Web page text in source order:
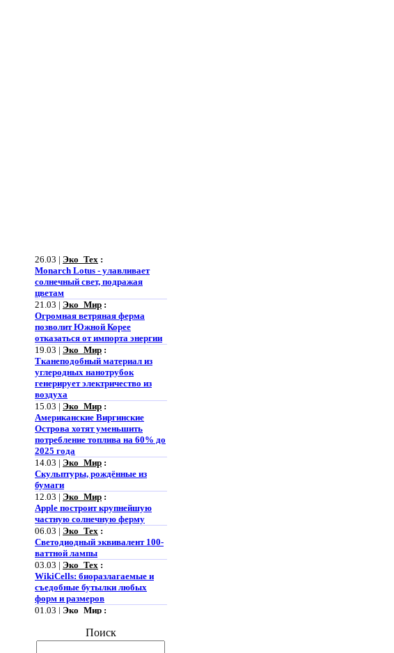
Monarch Lotus - улавливает
солнечный свет, подражая
цветам
21.03 |Эко_Мир:
Огромная ветряная ферма
позволит Южной Корее
отказаться от импорта энергии
19.03 |Эко_Мир:
Тканеподобный материал из
углеродных нанотрубок
генерирует электричество из
воздуха
15.03 |Эко_Мир:
Американские Виргинские
Острова хотят уменьшить
потребление топлива на 60% до
2025 года
14.03 |Эко_Мир:
Скульптуры, рождённые из
бумаги
12.03 |Эко_Мир:
Apple построит крупнейшую
частную солнечную ферму
06.03 |Эко_Тех:
Светодиодный эквивалент 100-
ваттной лампы
03.03 |Эко_Тех:
WikiCells: биоразлагаемые и
съедобные бутылки любых
форм и размеров
01.03 |Эко_Мир:
Представлена
электростанция нового типа
Поиск